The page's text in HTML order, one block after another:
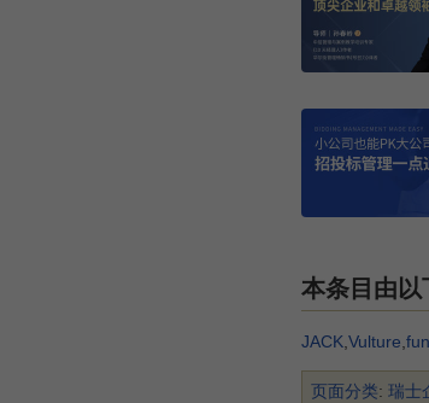
本条目由以
JACK,Vulture,
页面分类: 瑞士